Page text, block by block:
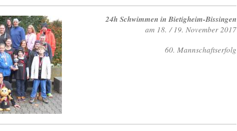
24h Schwimmen in Bietigheim-Bissingen
am 18. / 19. November 2017
60. Mannschaftserfolg